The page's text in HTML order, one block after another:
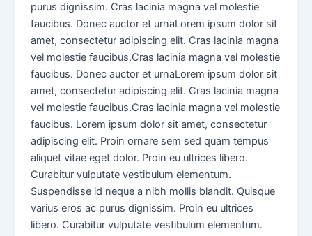
purus dignissim. Cras lacinia magna vel molestie
faucibus. Donec auctor et urnaLorem ipsum dolor sit
amet, consectetur adipiscing elit. Cras lacinia magna
vel molestie faucibus.Cras lacinia magna vel molestie
faucibus. Donec auctor et urnaLorem ipsum dolor sit
amet, consectetur adipiscing elit. Cras lacinia magna
vel molestie faucibus.Cras lacinia magna vel molestie
faucibus. Lorem ipsum dolor sit amet, consectetur
adipiscing elit. Proin ornare sem sed quam tempus
aliquet vitae eget dolor. Proin eu ultrices libero.
Curabitur vulputate vestibulum elementum.
Suspendisse id neque a nibh mollis blandit. Quisque
varius eros ac purus dignissim. Proin eu ultrices
libero. Curabitur vulputate vestibulum elementum.